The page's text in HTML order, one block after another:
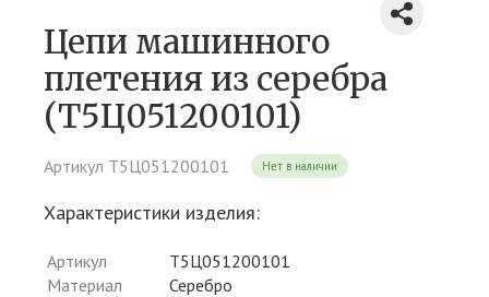
Цепи машинного
плетения из серебра
(Т5Ц051200101)
Артикул Т5Ц051200101 Нет в наличии
Характеристики изделия:
Артикул
Т5Ц051200101
Материал
Серебро